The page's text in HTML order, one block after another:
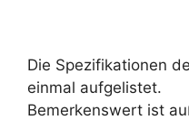
Die Spezifikationen
einmal aufgelistet.
Bemerkenswert ist